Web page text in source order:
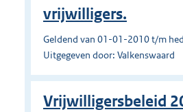
vrijwilligers.
Geldend van 01-01-2010 t/m
Uitgegeven door: Valkenswaard
Vrijwilligersbeleid